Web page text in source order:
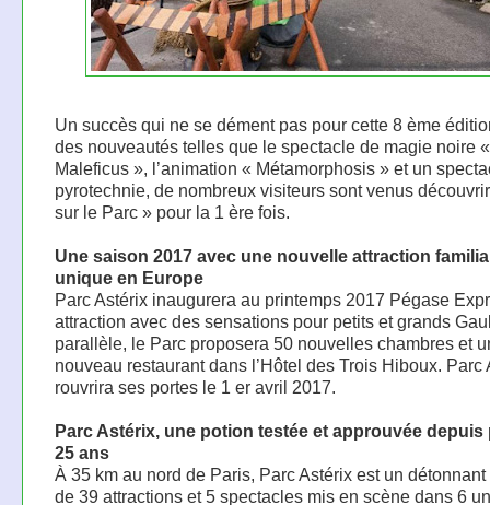
Un succès qui ne se dément pas pour cette 8 ème
des nouveautés telles que le spectacle de magie noire
Maleficus », l’animation « Métamorphosis » et un
pyrotechnie, de nombreux visiteurs sont venus
sur le Parc » pour la 1 ère fois.
Une saison 2017 avec une nouvelle attraction
unique en Europe
Parc Astérix inaugurera au printemps 2017 Pégase
attraction avec des sensations pour petits et grands
parallèle, le Parc proposera 50 nouvelles chambres et
nouveau restaurant dans l’Hôtel des Trois Hiboux. Parc
rouvrira ses portes le 1 er avril 2017.
Parc Astérix, une potion testée et approuvée depuis
25 ans
À 35 km au nord de Paris, Parc Astérix est un
de 39 attractions et 5 spectacles mis en scène dans 6